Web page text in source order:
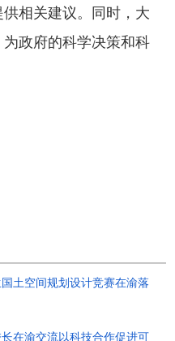
相关建议。同时，大
政府的科学决策和科
土空间规划设计竞赛在渝落
在渝交流以科技合作促进可